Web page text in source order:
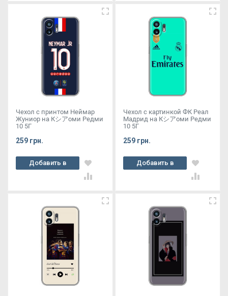
Чехол с принтом Неймар
Жуниор на Кシアоми Редми
10 5Г
259 грн.
Добавить в
корзину
Чехол с картинкой ФК Реал
Мадрид на Кシアоми Редми
10 5Г
259 грн.
Добавить в
корзину